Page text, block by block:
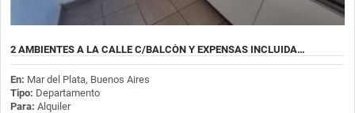
2 AMBIENTES A LA CALLE C/BALCÒN Y EXPENSAS INCLUIDA…
En: Mar del Plata, Buenos Aires
Tipo: Departamento
Para: Alquiler